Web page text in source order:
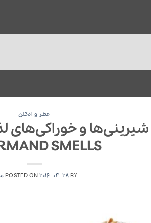
عطر و ادکلن
SMELLS
POSTED ON2016-04-28 BY